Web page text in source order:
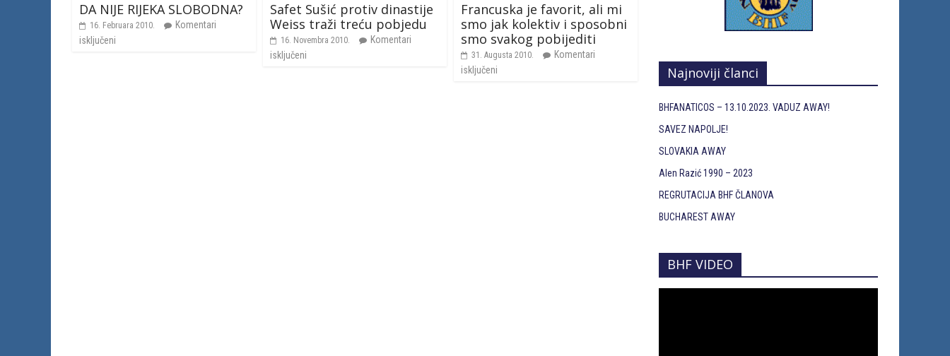
DA NIJE RIJEKA SLOBODNA?
16. Februara 2010.
Komentari
isključeni
Safet Sušić protiv dinastije
Weiss traži treću pobjedu
16. Novembra 2010.
Komentari
isključeni
Francuska je favorit, ali mi
smo jak kolektiv i sposobni
smo svakog pobijediti
31. Augusta 2010.
Komentari
isključeni
Najnoviji članci
BHFANATICOS – 13.10.2023. VADUZ AWAY!
SAVEZ NAPOLJE!
SLOVAKIA AWAY
Alen Razić 1990 – 2023
REGRUTACIJA BHF ČLANOVA
BUCHAREST AWAY
BHF VIDEO